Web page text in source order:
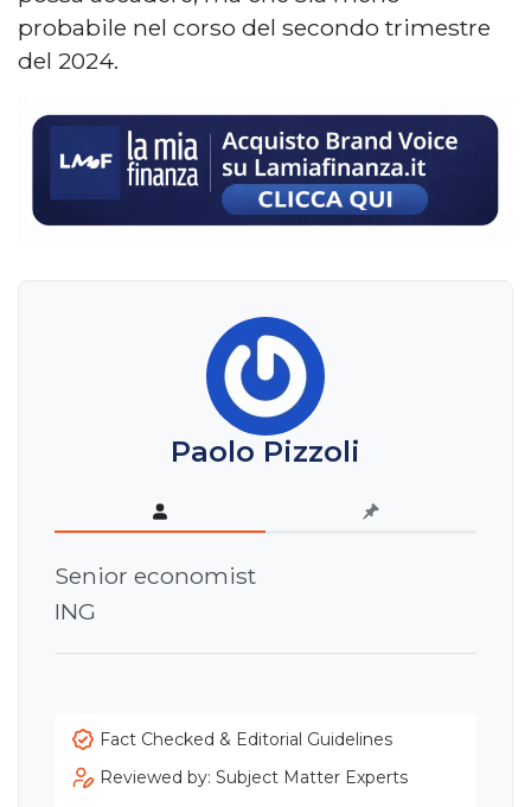
probabile nel corso del secondo trimestre
del 2024.
Paolo Pizzoli
Senior economist
ING
Fact Checked & Editorial Guidelines
Reviewed by: Subject Matter Experts